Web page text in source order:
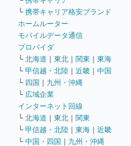
└ 携帯キャリア格安ブランド
ホームルーター
モバイルデータ通信
プロバイダ
└ 北海道 ｜ 東北 ｜ 関東 ｜ 東海
└ 甲信越・北陸 ｜ 近畿 ｜ 中国
└ 四国 ｜ 九州・沖縄
└ 広域企業
インターネット回線
└ 北海道 ｜ 東北 ｜ 関東
└ 甲信越・北陸 ｜ 東海 ｜ 近畿
└ 中国・四国 ｜ 九州・沖縄